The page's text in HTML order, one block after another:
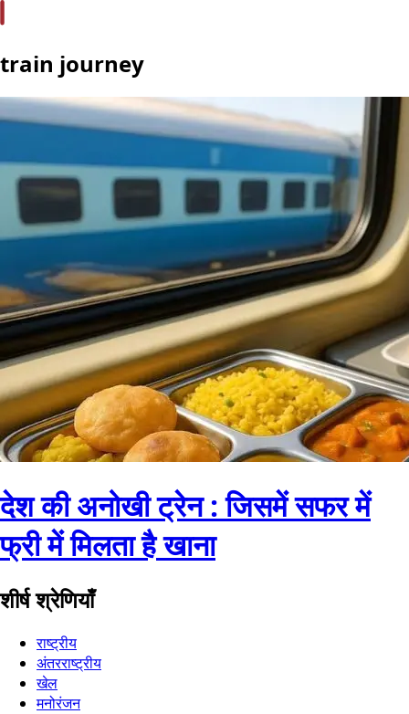
train journey
देश की अनोखी ट्रेन : जिसमें सफर में
फ्री में मिलता है खाना
शीर्ष श्रेणियाँ
राष्ट्रीय
अंतरराष्ट्रीय
खेल
मनोरंजन